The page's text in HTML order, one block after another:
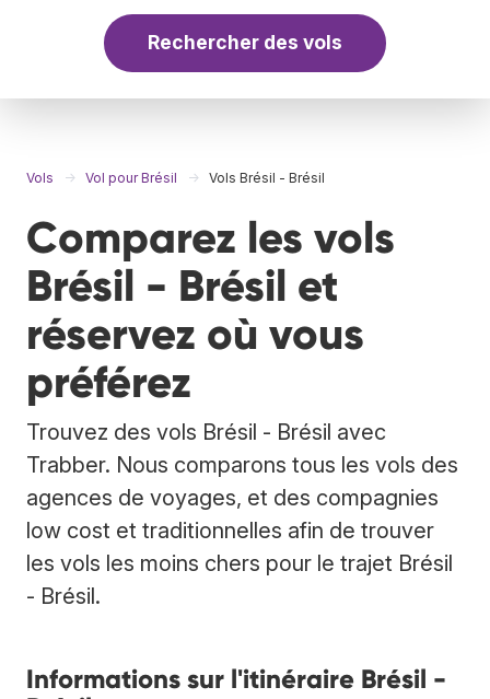
Rechercher des vols
Vols Vol pour Brésil Vols Brésil - Brésil
Comparez les vols
Brésil - Brésil et
réservez où vous
préférez
Trouvez des vols Brésil - Brésil avec
Trabber. Nous comparons tous les vols des
agences de voyages, et des compagnies
low cost et traditionnelles afin de trouver
les vols les moins chers pour le trajet Brésil
- Brésil.
Informations sur l'itinéraire Brésil -